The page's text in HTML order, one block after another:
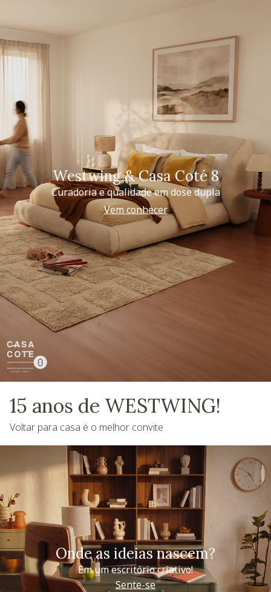
Westwing & Casa Coté 8
Curadoria e qualidade em dose dupla
Vem conhecer
15 anos de WESTWING!
Voltar para casa é o melhor convite
Onde as ideias nascem?
Em um escritório criativo!
Sente-se